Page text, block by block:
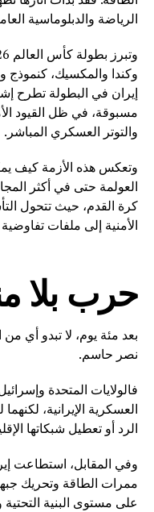
الرياضة والدبلوماسية
وكندا والمكسيك،
إيران في البطولة تطرح
مسبوقة، في ظل القيود
والتوتر العسكري المباشر.
وتعكس هذه الأزمة كيف
العولمة حتى في أكثر
كرة القدم، حيث تتحول
الأمنية إلى ملفات
حرب بلا
بعد مئة يوم، لا تبدو أي
نصر حاسم.
فالولايات المتحدة
العسكرية الإيرانية،
الرد أو تعطيل شبكاتها
وفي المقابل، استطاعت
ممرات الطاقة وتحريك
على مستوى البنية